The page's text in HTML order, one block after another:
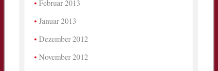
Februar 2013
Januar 2013
Dezember 2012
November 2012